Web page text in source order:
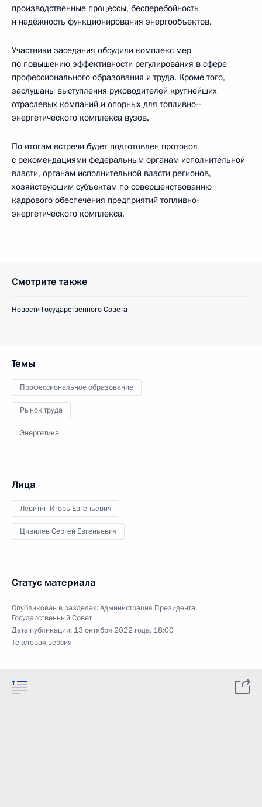
производственные процессы, бесперебойность
и надёжность функционирования энергообъектов.
Участники заседания обсудили комплекс мер
по повышению эффективности регулирования в сфере
профессионального образования и труда. Кроме того,
заслушаны выступления руководителей крупнейших
отраслевых компаний и опорных для топливно-­
энергетического комплекса вузов.
По итогам встречи будет подготовлен протокол
с рекомендациями федеральным органам исполнительной
власти, органам исполнительной власти регионов,
хозяйствующим субъектам по совершенствованию
кадрового обеспечения предприятий топливно-
энергетического комплекса.
Смотрите также
Новости Государственного Совета
Темы
Профессиональное образование
Рынок труда
Энергетика
Лица
Левитин Игорь Евгеньевич
Цивилев Сергей Евгеньевич
Статус материала
Опубликован в разделах:Администрация Президента,
Государственный Совет
Дата публикации: 13 октября 2022 года, 18:00
Текстовая версия